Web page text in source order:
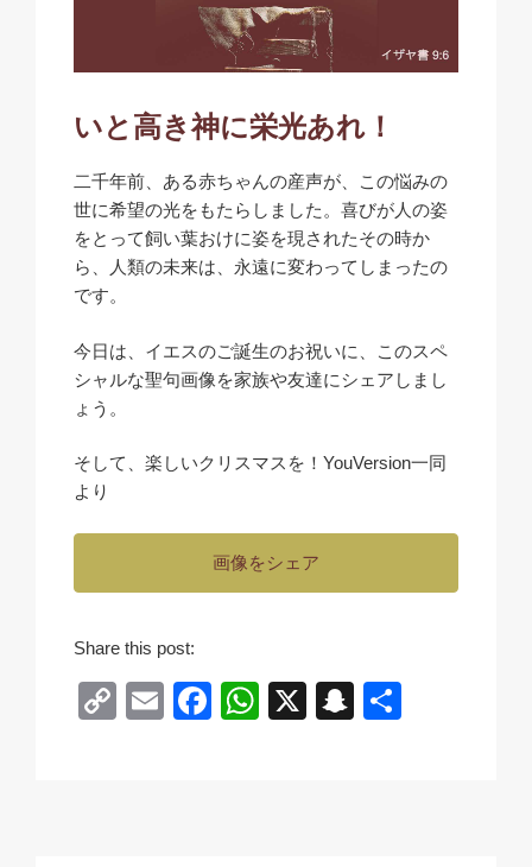
いと高き神に栄光あれ！
二千年前、ある赤ちゃんの産声が、この悩みの
世に希望の光をもたらしました。喜びが人の姿
をとって飼い葉おけに姿を現されたその時か
ら、人類の未来は、永遠に変わってしまったの
です。
今日は、イエスのご誕生のお祝いに、このスペ
シャルな聖句画像を家族や友達にシェアしまし
ょう。
そして、楽しいクリスマスを！YouVersion一同
より
画像をシェア
Share this post:
C
E
F
W X
S